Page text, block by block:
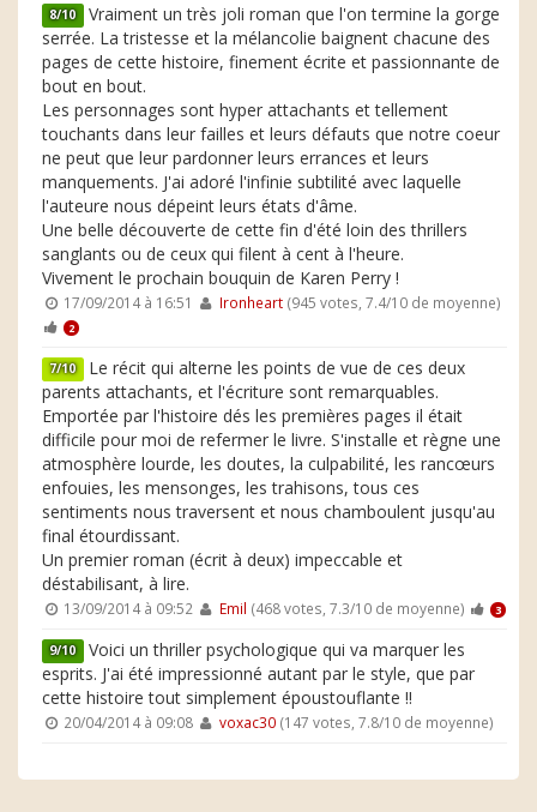
8/10 Vraiment un très joli roman que l'on termine la gorge
serrée. La tristesse et la mélancolie baignent chacune des
pages de cette histoire, finement écrite et passionnante de
bout en bout.
Les personnages sont hyper attachants et tellement
touchants dans leur failles et leurs défauts que notre coeur
ne peut que leur pardonner leurs errances et leurs
manquements. J'ai adoré l'infinie subtilité avec laquelle
l'auteure nous dépeint leurs états d'âme.
Une belle découverte de cette fin d'été loin des thrillers
sanglants ou de ceux qui filent à cent à l'heure.
Vivement le prochain bouquin de Karen Perry !
17/09/2014 à 16:51 Ironheart(945 votes, 7.4/10 de moyenne)
2
7/10 Le récit qui alterne les points de vue de ces deux
parents attachants, et l'écriture sont remarquables.
Emportée par l'histoire dés les premières pages il était
difficile pour moi de refermer le livre. S'installe et règne une
atmosphère lourde, les doutes, la culpabilité, les rancœurs
enfouies, les mensonges, les trahisons, tous ces
sentiments nous traversent et nous chamboulent jusqu'au
final étourdissant.
Un premier roman (écrit à deux) impeccable et
déstabilisant, à lire.
13/09/2014 à 09:52 Emil (468 votes, 7.3/10 de moyenne) 3
9/10 Voici un thriller psychologique qui va marquer les
esprits. J'ai été impressionné autant par le style, que par
cette histoire tout simplement époustouflante !!
20/04/2014 à 09:08 voxac30(147 votes, 7.8/10 de moyenne)